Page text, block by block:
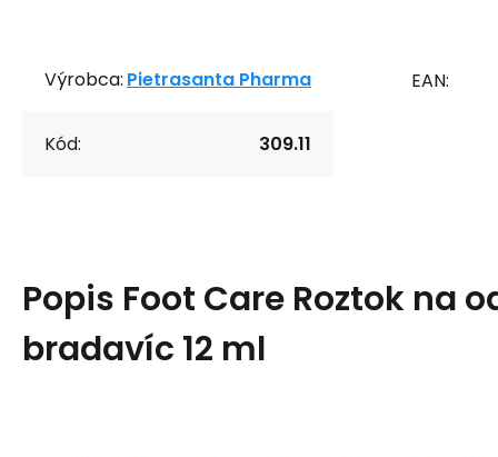
Výrobca: Pietrasanta Pharma
Kód: 309.11
EAN:
Popis Foot Care Roztok na
bradavíc 12 ml